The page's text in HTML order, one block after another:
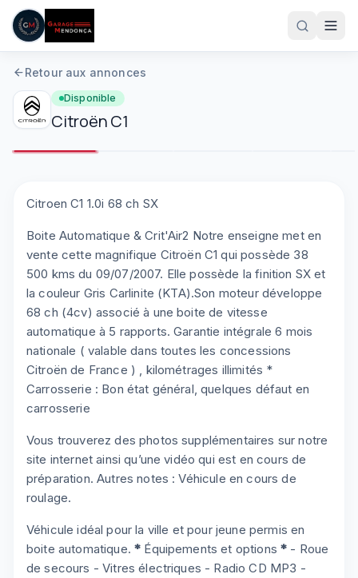
Aller au contenu principal
05 61 83 78 05
Retour aux annonces
Disponible
CitroënC1
Citroen C1 1.0i 68 ch SX
Boite Automatique & Crit'Air2 Notre enseigne met en
vente cette magnifique Citroën C1 qui possède 38
500 kms du 09/07/2007. Elle possède la finition SX et
la couleur Gris Carlinite (KTA).Son moteur développe
68 ch (4cv) associé à une boite de vitesse
automatique à 5 rapports. Garantie intégrale 6 mois
nationale ( valable dans toutes les concessions
Citroën de France ) , kilométrages illimités *
Carrosserie : Bon état général, quelques défaut en
carrosserie
Vous trouverez des photos supplémentaires sur notre
site internet ainsi qu’une vidéo qui est en cours de
préparation. Autres notes : Véhicule en cours de
roulage.
Véhicule idéal pour la ville et pour jeune permis en
boite automatique.* Équipements et options* - Roue
de secours - Vitres électriques - Radio CD MP3 -